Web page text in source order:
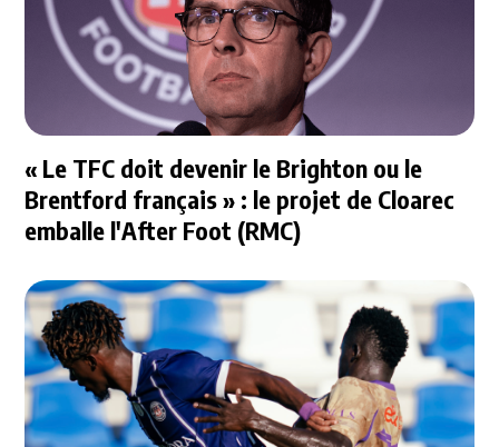
« Le TFC doit devenir le Brighton ou le
Brentford français » : le projet de Cloarec
emballe l'After Foot (RMC)